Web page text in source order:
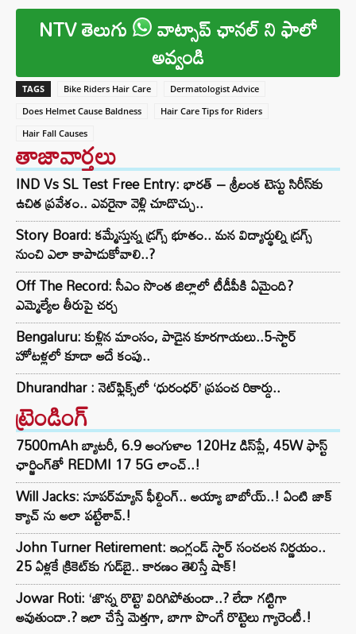
NTV తెలుగు వాట్సాప్ ఛానల్ ని ఫాలో
అవ్వండి
TAGS Bike Riders Hair Care
Dermatologist Advice
Does Helmet Cause Baldness
Hair Care Tips for Riders
Hair Fall Causes
తాజావార్తలు
IND Vs SL Test Free Entry: భారత్ – శ్రీలంక టెస్టు సిరీస్‌కు
ఉచిత ప్రవేశం.. ఎవరైనా వెళ్లి చూడొచ్చు..
Story Board: కమ్మేస్తున్న డ్రగ్స్ భూతం.. మన విద్యార్థుల్ని డ్రగ్స్
నుంచి ఎలా కాపాడుకోవాలి..?
Off The Record: సీఎం సొంత జిల్లాలో టీడీపీకి ఏమైంది?
ఎమ్మెల్యేల తీరుపై చర్చ
Bengaluru: కుళ్లిన మాంసం, పాడైన కూరగాయలు..5-స్టార్
హోటళ్లలో కూడా అదే కంపు..
Dhurandhar : నెట్‌ఫ్లిక్స్‌లో ‘ధురంధర్’ ప్రపంచ రికార్డు..
ట్రెండింగ్‌
7500mAh బ్యాటరీ, 6.9 అంగుళాల 120Hz డిస్‌ప్లే, 45W ఫాస్ట్
ఛార్జింగ్‌తో REDMI 17 5G లాంచ్..!
Will Jacks: సూపర్‌మ్యాన్ ఫీల్డింగ్.. అయ్యా బాబోయ్..! ఏంటి జాక్
క్యాచ్ ను అలా పట్టేశావ్.!
John Turner Retirement: ఇంగ్లండ్ స్టార్ సంచలన నిర్ణయం..
25 ఏళ్లకే క్రికెట్‌కు గుడ్‌బై.. కారణం తెలిస్తే షాక్!
Jowar Roti: ‘జొన్న రొట్టె’ విరిగిపోతుందా..? లేదా గట్టిగా
అవుతుందా.? ఇలా చేస్తే మెత్తగా, బాగా పొంగే రొట్టెలు గ్యారెంటీ.!